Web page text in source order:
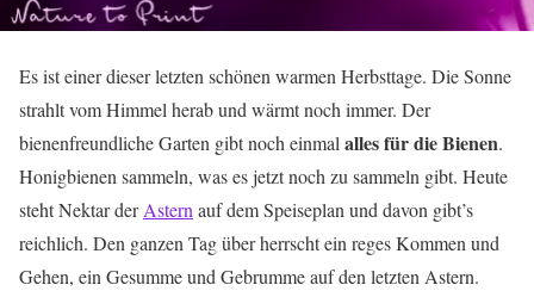
Es ist einer dieser letzten schönen warmen Herbsttage. Die Sonne
strahlt vom Himmel herab und wärmt noch immer. Der
bienenfreundliche Garten gibt noch einmalalles für die Bienen.
Honigbienen sammeln, was es jetzt noch zu sammeln gibt. Heute
steht Nektar derAsternauf dem Speiseplan und davon gibt’s
reichlich. Den ganzen Tag über herrscht ein reges Kommen und
Gehen, ein Gesumme und Gebrumme auf den letzten Astern.